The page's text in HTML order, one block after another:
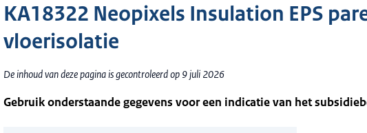
KA18322 Neopixels Insulation EPS
vloerisolatie
De inhoud van deze pagina is gecontroleerd op 9 juli 2026
Gebruik onderstaande gegevens voor een indicatie van het